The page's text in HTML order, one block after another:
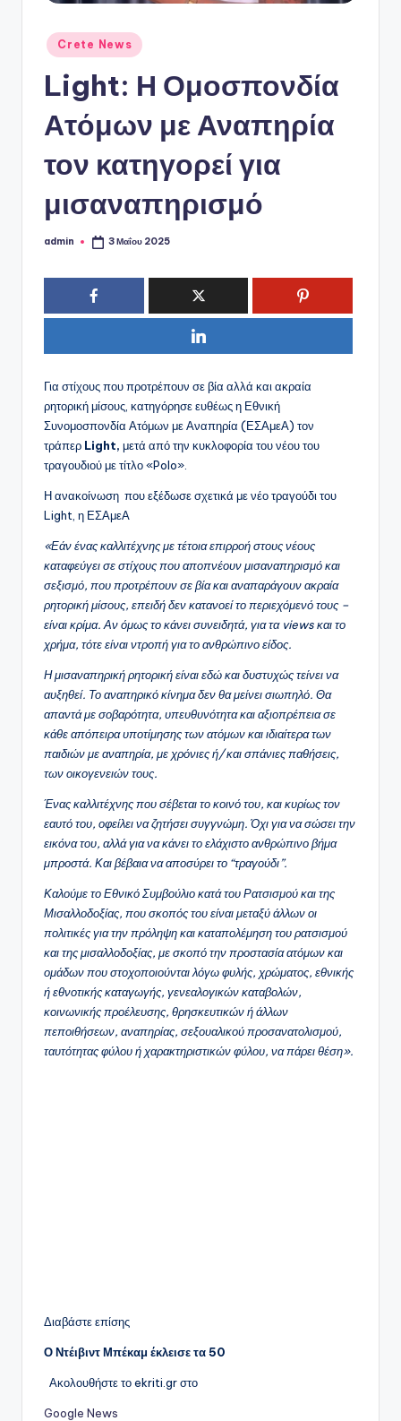
Αναρτήθηκε
σε
Crete News
Light: Η Ομοσπονδία
Ατόμων με Αναπηρία
τον κατηγορεί για
μισαναπηρισμό
Συγγραφέας:
admin 3 Μαΐου 2025
Για στίχους που προτρέπουν σε βία αλλά και ακραία
ρητορική μίσους, κατηγόρησε ευθέως η Εθνική
Συνομοσπονδία Ατόμων με Αναπηρία (ΕΣΑμεΑ) τον
τράπερ Light, μετά από την κυκλοφορία του νέου του
τραγουδιού με τίτλο «Polo».
Η ανακοίνωση που εξέδωσε σχετικά με νέο τραγούδι του
Light, η ΕΣΑμεΑ
«Εάν ένας καλλιτέχνης με τέτοια επιρροή στους νέους
καταφεύγει σε στίχους που αποπνέουν μισαναπηρισμό και
σεξισμό, που προτρέπουν σε βία και αναπαράγουν ακραία
ρητορική μίσους, επειδή δεν κατανοεί το περιεχόμενό τους –
είναι κρίμα. Αν όμως το κάνει συνειδητά, για τα views και το
χρήμα, τότε είναι ντροπή για το ανθρώπινο είδος.
Η μισαναπηρική ρητορική είναι εδώ και δυστυχώς τείνει να
αυξηθεί. Το αναπηρικό κίνημα δεν θα μείνει σιωπηλό. Θα
απαντά με σοβαρότητα, υπευθυνότητα και αξιοπρέπεια σε
κάθε απόπειρα υποτίμησης των ατόμων και ιδιαίτερα των
παιδιών με αναπηρία, με χρόνιες ή/ και σπάνιες παθήσεις,
των οικογενειών τους.
Ένας καλλιτέχνης που σέβεται το κοινό του, και κυρίως τον
εαυτό του, οφείλει να ζητήσει συγγνώμη. Όχι για να σώσει την
εικόνα του, αλλά για να κάνει το ελάχιστο ανθρώπινο βήμα
μπροστά. Και βέβαια να αποσύρει το “τραγούδι”.
Καλούμε το Εθνικό Συμβούλιο κατά του Ρατσισμού και της
Μισαλλοδοξίας, που σκοπός του είναι μεταξύ άλλων οι
πολιτικές για την πρόληψη και καταπολέμηση του ρατσισμού
και της μισαλλοδοξίας, με σκοπό την προστασία ατόμων και
ομάδων που στοχοποιούνται λόγω φυλής, χρώματος, εθνικής
ή εθνοτικής καταγωγής, γενεαλογικών καταβολών,
κοινωνικής προέλευσης, θρησκευτικών ή άλλων
πεποιθήσεων, αναπηρίας, σεξουαλικού προσανατολισμού,
ταυτότητας φύλου ή χαρακτηριστικών φύλου, να πάρει θέση».
Διαβάστε επίσης
Ο Ντέιβιντ Μπέκαμ έκλεισε τα 50
Ακολουθήστε το ekriti.gr στο
Google News